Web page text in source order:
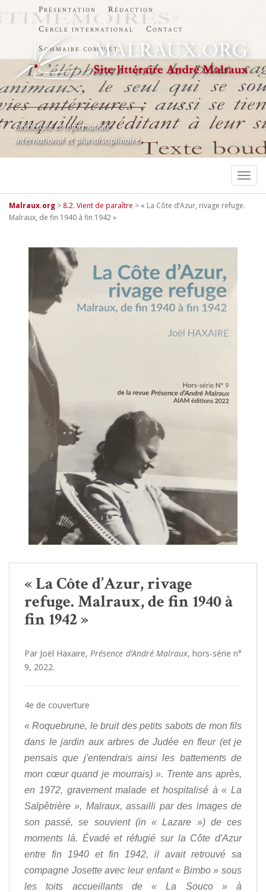
Présentation
Rédaction
Cercle international
Contact
Sommaire complet
Recherche et information
International et pluridisciplinaire
Malraux.org > 8.2. Vient de paraître > « La Côte d’Azur, rivage refuge.
Malraux, de fin 1940 à fin 1942 »
« La Côte d’Azur, rivage
refuge. Malraux, de fin 1940 à
fin 1942 »
Par Joël Haxaire,Présence d’André Malraux, hors-série n°
9, 2022.
4e de couverture
« Roquebrune, le bruit des petits sabots de mon fils
dans le jardin aux arbres de Judée en fleur (et je
pensais que j'entendrais ainsi les battements de
mon cœur quand je mourrais) ». Trente ans après,
en 1972, gravement malade et hospitalisé à « La
Salpêtrière », Malraux, assailli par des images de
son passé, se souvient (in « Lazare ») de ces
moments là. Évadé et réfugié sur la Côte d'Azur
entre fin 1940 et fin 1942, il avait retrouvé sa
compagne Josette avec leur enfant « Bimbo » sous
les toits accueillants de « La Souco » à